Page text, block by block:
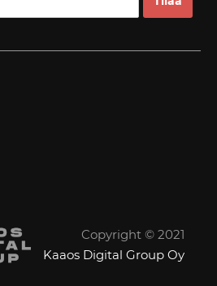
Copyright © 2021
Kaaos Digital Group Oy